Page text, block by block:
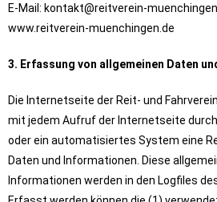
E-Mail: kontakt@reitverein-
www.reitverein-muenchingen.de
3. Erfassung von allgemeinen Daten
Die Internetseite der Reit- und
mit jedem Aufruf der Internetseite
oder ein automatisiertes System eine
Daten und Informationen. Diese
Informationen werden in den Logfiles